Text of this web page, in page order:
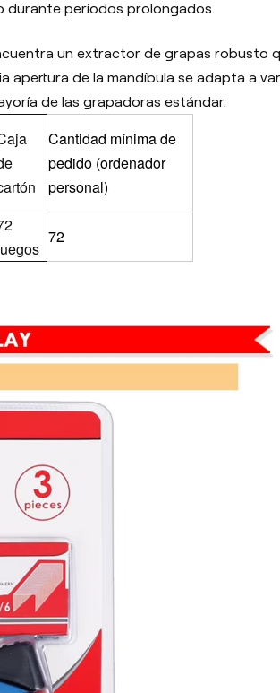
durante períodos prolongados.
un extractor de grapas robusto
apertura de la mandíbula se adapta a
de las grapadoras estándar.
Cantidad mínima de
pedido (ordenador
personal)
72